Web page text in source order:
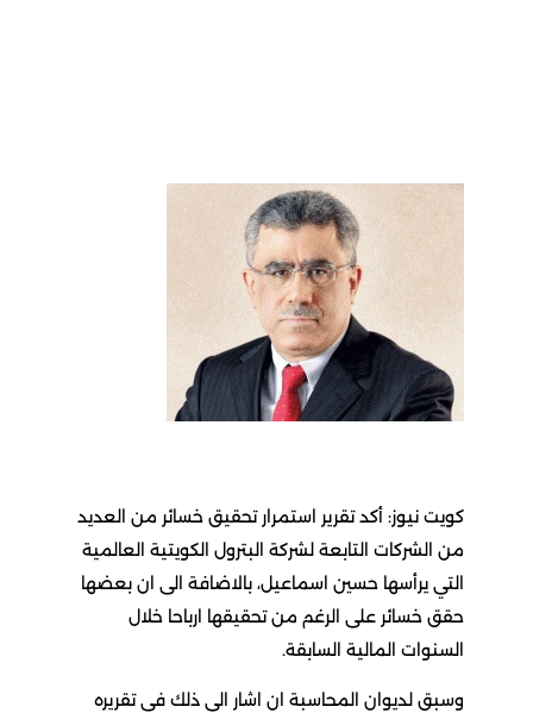
كويت نيوز: أكد تقرير استمرار تحقيق خسائر من العديد
من الشركات التابعة لشركة البترول الكويتية العالمية
التي يرأسها حسين اسماعيل، بالاضافة الى ان بعضها
حقق خسائر على الرغم من تحقيقها ارباحا خلال
السنوات المالية السابقة.
وسبق لديوان المحاسبة ان اشار الى ذلك في تقريره